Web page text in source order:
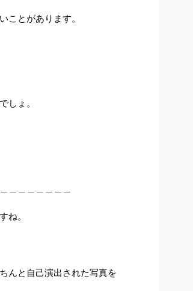
ことがあります。
しょ。
ね。
んと自己演出された写真を